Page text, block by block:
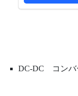
DC-DC コンバ